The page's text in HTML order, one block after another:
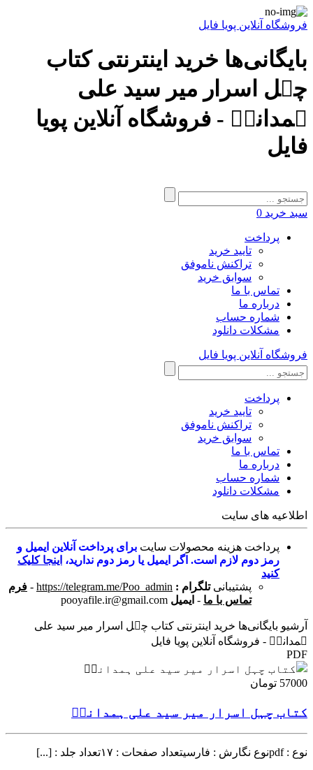
فروشگاه آنلاین پویا فایل
بایگانی‌ها خرید اینترنتی کتاب
چہل اسرار میر سید علی
ہمدانیؒ - فروشگاه آنلاین پویا
فایل
سبد خرید 0
پرداخت
تایید خرید
تراکنش ناموفق
سوابق خرید
تماس با ما
درباره ما
شماره حساب
مشکلات دانلود
فروشگاه آنلاین پویا فایل
پرداخت
تایید خرید
تراکنش ناموفق
سوابق خرید
تماس با ما
درباره ما
شماره حساب
مشکلات دانلود
اطلاعیه های سایت
پرداخت هزینه محصولات سایت برای پرداخت آنلاین ایمیل و
رمز دوم لازم است. اگر ایمیل یا رمز دوم ندارید، اینجا کلیک
کنید
پشتیبانی تلگرام : https://telegram.me/Poo_admin
- فرم
تماس با ما - ایمیل pooyafile.ir@gmail.com
آرشیو بایگانی‌ها خرید اینترنتی کتاب چہل اسرار میر سید علی
ہمدانیؒ - فروشگاه آنلاین پویا فایل
PDF
57000 تومان
کتاب چہل اسرار میر سید علی ہمدانیؒ
نوع : pdfنوع نگارش : فارسیتعداد صفحات : ۱۷تعداد جلد : [...]